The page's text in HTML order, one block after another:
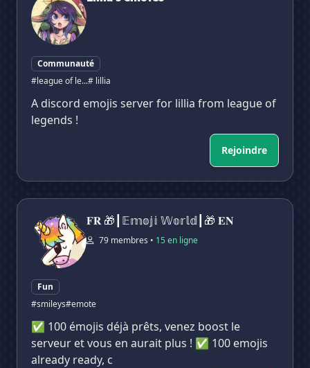
Communauté
#league of le...# lillia
A discord emojis server for lillia from league of
legends !
Rejoindre
𝐅𝐑 🎁┃𝔼𝕞𝕠𝕛𝕚 𝕎𝕠𝕣𝕝𝕕┃🎁 𝐄𝐍
𝐅𝐑 🎁┃𝔼𝕞𝕠𝕛𝕚 𝕎𝕠𝕣𝕝𝕕┃🎁 𝐄𝐍
79 membres • 15 en ligne
Fun
#smileys#emote
✅ 100 émojis déjà prêts, venez boost le
serveur et vous en aurait plus ! ✅ 100 emojis
already ready, c